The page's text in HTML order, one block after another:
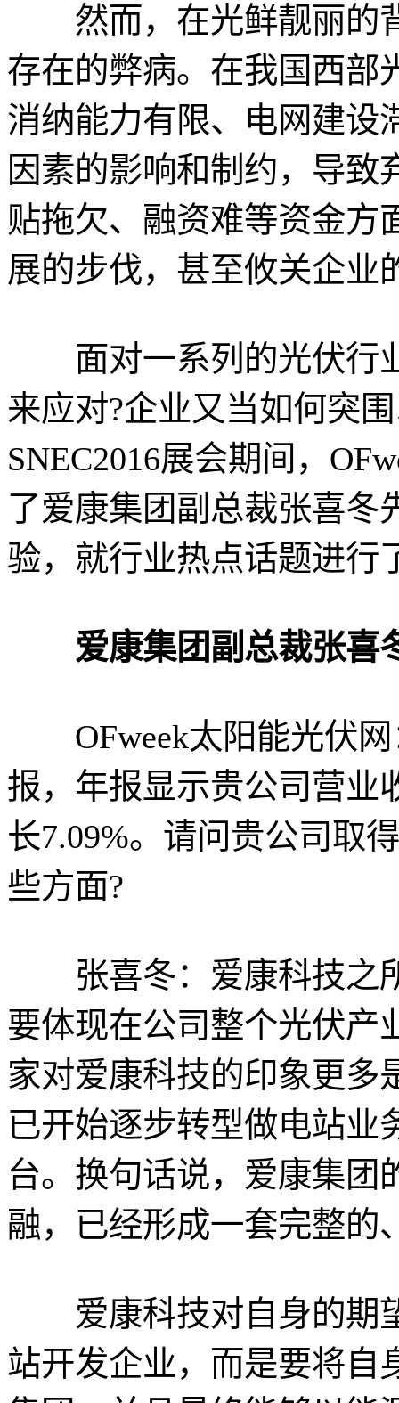
然而，在光鲜靓丽的
存在的弊病。在我国西部
消纳能力有限、电网建设
因素的影响和制约，导
贴拖欠、融资难等资金方
展的步伐，甚至攸关企业
面对一系列的光伏行
来应对?企业又当如何突
SNEC2016展会期间，
了爱康集团副总裁张喜冬
验，就行业热点话题进行
爱康集团副总裁张喜
OFweek太阳能光伏网
报，年报显示贵公司营业
长7.09%。请问贵公司取
些方面?
张喜冬：爱康科技之
要体现在公司整个光伏产
家对爱康科技的印象更多
已开始逐步转型做电站业
台。换句话说，爱康集团
融，已经形成一套完整的
爱康科技对自身的期
站开发企业，而是要将自